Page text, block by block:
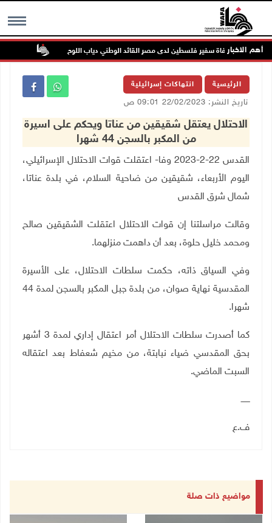
MENU أهم الاخباروفاة سفير فلسطين لدى مصر القائد الوطني دياب اللوح
الرئيسية انتهاكات إسرائيلية
تاريخ النشر: 22/02/2023 09:01 ص
الاحتلال يعتقل شقيقين من عناتا ويحكم على اسيرة
من المكبر بالسجن 44 شهرا
القدس 22-2-2023 وفا- اعتقلت قوات الاحتلال الإسرائيلي،
اليوم الأربعاء، شقيقين من ضاحية السلام، في بلدة عناتا،
شمال شرق القدس
وقالت مراسلتنا إن قوات الاحتلال اعتقلت الشقيقين صالح
ومحمد خليل حلوة، بعد أن داهمت منزلهما.
وفي السياق ذاته، حكمت سلطات الاحتلال، على الأسيرة
المقدسية نهاية صوان، من بلدة جبل المكبر بالسجن لمدة 44
شهرا.
كما أصدرت سلطات الاحتلال أمر اعتقال إداري لمدة 3 أشهر
بحق المقدسي ضياء نبابتة، من مخيم شعفاط بعد اعتقاله
السبت الماضي.
ـــــــ
ف.ع
مواضيع ذات صلة